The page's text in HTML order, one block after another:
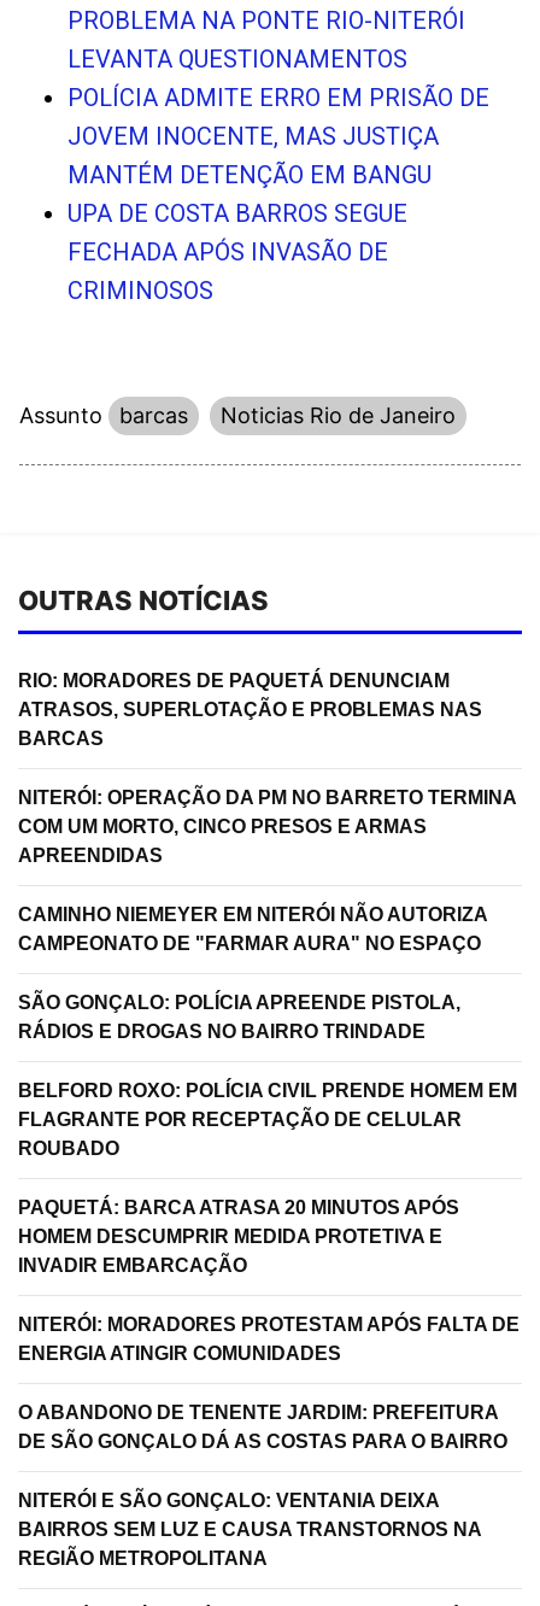
PROBLEMA NA PONTE RIO-NITERÓI
LEVANTA QUESTIONAMENTOS
POLÍCIA ADMITE ERRO EM PRISÃO DE
JOVEM INOCENTE, MAS JUSTIÇA
MANTÉM DETENÇÃO EM BANGU
UPA DE COSTA BARROS SEGUE
FECHADA APÓS INVASÃO DE
CRIMINOSOS
Assunto barcas Noticias Rio de Janeiro
OUTRAS NOTÍCIAS
RIO: MORADORES DE PAQUETÁ DENUNCIAM
ATRASOS, SUPERLOTAÇÃO E PROBLEMAS NAS
BARCAS
NITERÓI: OPERAÇÃO DA PM NO BARRETO TERMINA
COM UM MORTO, CINCO PRESOS E ARMAS
APREENDIDAS
CAMINHO NIEMEYER EM NITERÓI NÃO AUTORIZA
CAMPEONATO DE "FARMAR AURA" NO ESPAÇO
SÃO GONÇALO: POLÍCIA APREENDE PISTOLA,
RÁDIOS E DROGAS NO BAIRRO TRINDADE
BELFORD ROXO: POLÍCIA CIVIL PRENDE HOMEM EM
FLAGRANTE POR RECEPTAÇÃO DE CELULAR
ROUBADO
PAQUETÁ: BARCA ATRASA 20 MINUTOS APÓS
HOMEM DESCUMPRIR MEDIDA PROTETIVA E
INVADIR EMBARCAÇÃO
NITERÓI: MORADORES PROTESTAM APÓS FALTA DE
ENERGIA ATINGIR COMUNIDADES
O ABANDONO DE TENENTE JARDIM: PREFEITURA
DE SÃO GONÇALO DÁ AS COSTAS PARA O BAIRRO
NITERÓI E SÃO GONÇALO: VENTANIA DEIXA
BAIRROS SEM LUZ E CAUSA TRANSTORNOS NA
REGIÃO METROPOLITANA